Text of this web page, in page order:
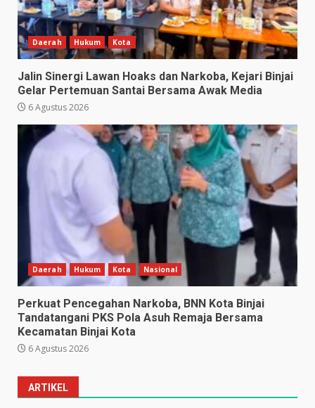
Daerah Hukum Kota
Jalin Sinergi Lawan Hoaks dan Narkoba, Kejari Binjai
Gelar Pertemuan Santai Bersama Awak Media
6 Agustus 2026
Daerah Hukum Kota Nasional
Perkuat Pencegahan Narkoba, BNN Kota Binjai
Tandatangani PKS Pola Asuh Remaja Bersama
Kecamatan Binjai Kota
6 Agustus 2026
ARTIKEL